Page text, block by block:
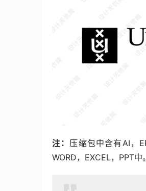
注： 压缩包中含有AI，
WORD，EXCEL，PPT中。